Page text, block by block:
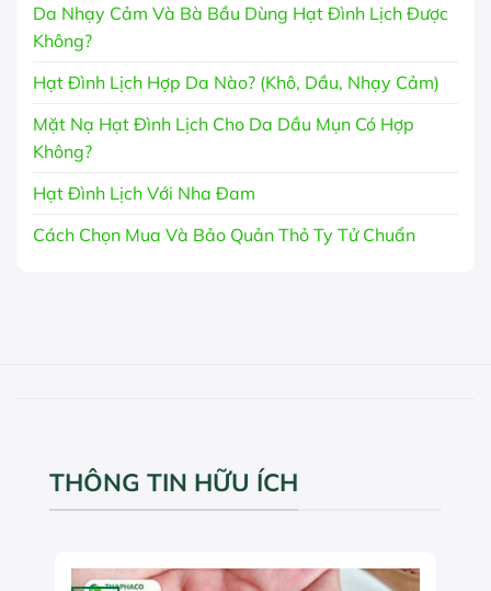
Da Nhạy Cảm Và Bà Bầu Dùng Hạt Đình Lịch Được
Không?
Hạt Đình Lịch Hợp Da Nào? (Khô, Dầu, Nhạy Cảm)
Mặt Nạ Hạt Đình Lịch Cho Da Dầu Mụn Có Hợp
Không?
Hạt Đình Lịch Với Nha Đam
Cách Chọn Mua Và Bảo Quản Thỏ Ty Tử Chuẩn
THÔNG TIN HỮU ÍCH